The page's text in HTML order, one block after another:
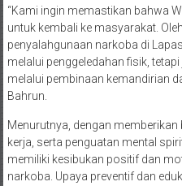
“Kami ingin memastikan bahwa
untuk kembali ke masyarakat.
penyalahgunaan narkoba di
melalui penggeledahan fisik,
melalui pembinaan kemandirian
Bahrun.
Menurutnya, dengan
kerja, serta penguatan mental
memiliki kesibukan positif dan
narkoba. Upaya preventif dan